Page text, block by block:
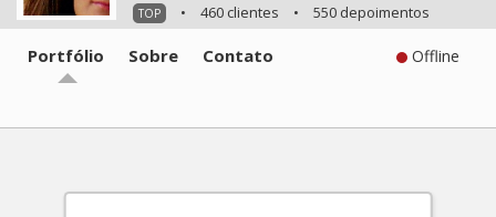
TOP • 460 clientes • 550 depoimentos
Portfólio Sobre Contato Offline